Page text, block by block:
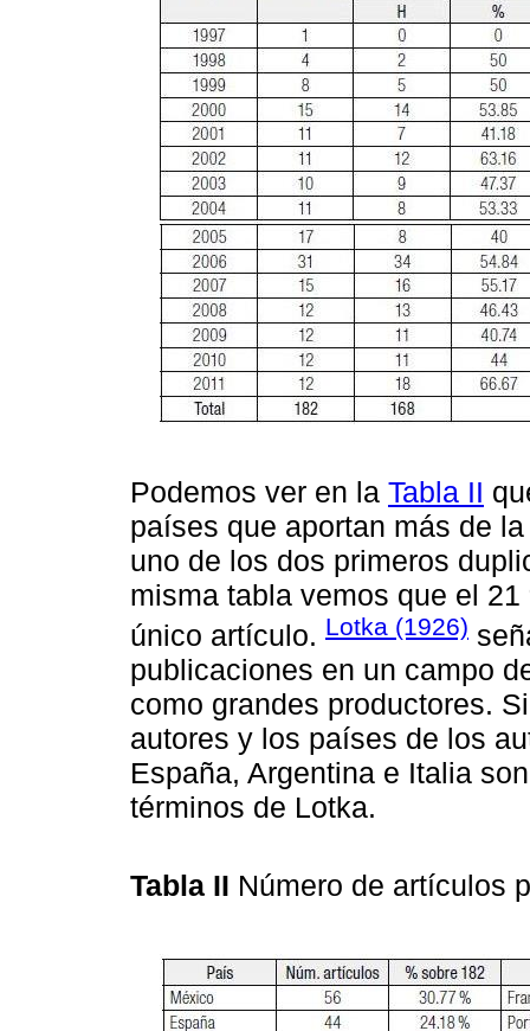
Podemos ver en la Tabla II
países que aportan más de
uno de los dos primeros
misma tabla vemos que el
único artículo. Lotka (1926)
publicaciones en un campo
como grandes productores.
autores y los países de los
España, Argentina e Italia
términos de Lotka.
Tabla II Número de artículos